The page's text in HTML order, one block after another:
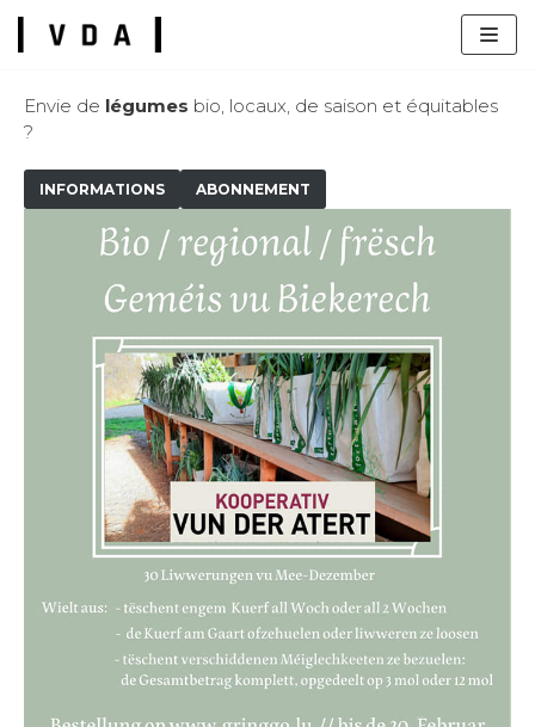
Zum
Inhalt
Envie de légumes bio, locaux, de saison et équitables
?
INFORMATIONS ABONNEMENT